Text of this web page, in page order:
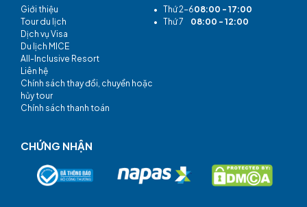
Giới thiệu
Tour du lịch
Dịch vụ Visa
Du lịch MICE
All-Inclusive Resort
Liên hệ
Chính sách thay đổi, chuyển hoặc
hủy tour
Chính sách thanh toán
• Thứ 2-608:00 - 17:00
• Thứ 7 08:00 - 12:00
CHỨNG NHẬN